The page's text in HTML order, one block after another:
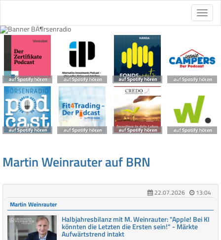
Martin Weinrauter auf BRN
22.07.2026
13:04
Martin Weinrauter
Halbjahresbilanz mit M. Weinrauter: "Apple! Bei KI
könnten die Letzten die Ersten sein!" - Märkte
Aufwärtstrend intakt